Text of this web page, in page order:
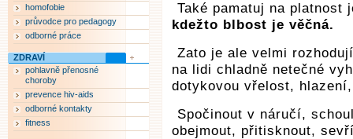
Také pamatuj na
kdežto blbost je věčná.
Zato je ale velmi
na lidi chladně netečné
dotykovou vřelost,
Spočinout v náručí,
obejmout, přitisknout,
homofobie
průvodce pro pedagogy
odborné práce
ZDRAVÍ
pohlavně přenosné
choroby
prevence hiv-aids
odborné kontakty
fitness